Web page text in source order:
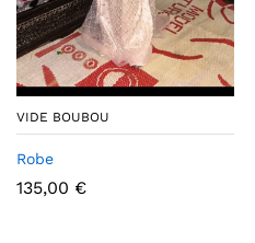
VIDE BOUBOU
Robe
135,00 €